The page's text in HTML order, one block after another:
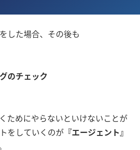
した場合、その後も
のチェック
ためにやらないといけないことが
をしていくのが 『エージェント』